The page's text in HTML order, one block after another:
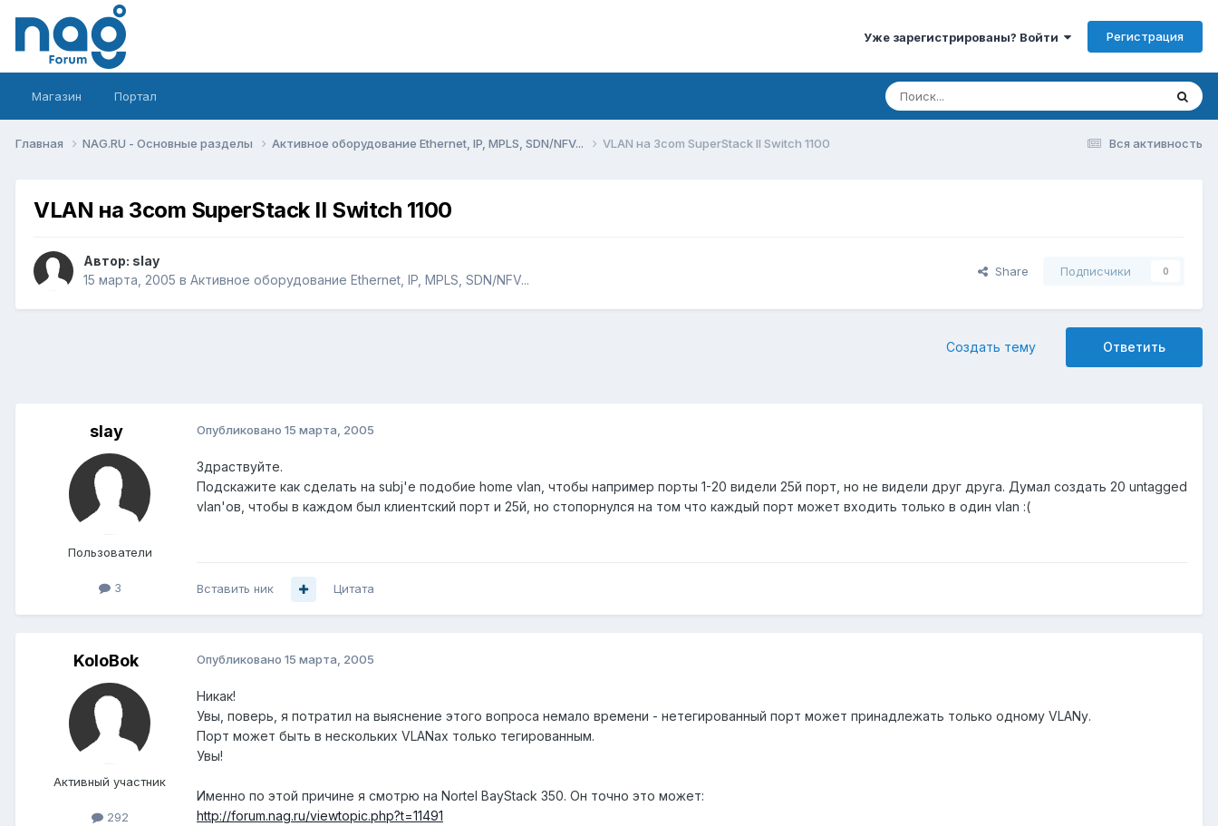
Уже зарегистрированы? Войти Регистрация
Магазин Портал
Вся активность
Главная NAG.RU - Основные разделы Активное оборудование Ethernet, IP, MPLS, SDN/NFV... VLAN на 3com SuperStack II Switch 1100
VLAN на 3com SuperStack II Switch 1100
Автор: slay
15 марта, 2005 в Активное оборудование Ethernet, IP, MPLS, SDN/NFV...
Share Подписчики 0
Ответить
Создать тему
slay
Пользователи
3
Опубликовано 15 марта, 2005
Здраствуйте.
Подскажите как сделать на subj'е подобие home vlan, чтобы например порты 1-20 видели 25й порт, но не видели друг друга. Думал создать 20 untagged
vlan'ов, чтобы в каждом был клиентский порт и 25й, но стопорнулся на том что каждый порт может входить только в один vlan :(
Вставить ник Цитата
KoloBok
Активный участник
292
Опубликовано 15 марта, 2005
Никак!
Увы, поверь, я потратил на выяснение этого вопроса немало времени - нетегированный порт может принадлежать только одному VLANу.
Порт может быть в нескольких VLANах только тегированным.
Увы!
Именно по этой причине я смотрю на Nortel BayStack 350. Он точно это может:
http://forum.nag.ru/viewtopic.php?t=11491